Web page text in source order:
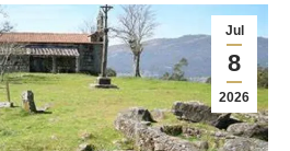
Jul
8
2026